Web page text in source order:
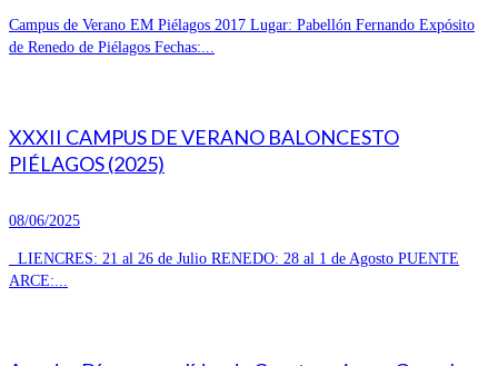
Campus de Verano EM Piélagos 2017 Lugar: Pabellón Fernando Expósito
de Renedo de Piélagos Fechas:...
XXXII CAMPUS DE VERANO BALONCESTO
PIÉLAGOS (2025)
08/06/2025
LIENCRES: 21 al 26 de Julio RENEDO: 28 al 1 de Agosto PUENTE
ARCE:...